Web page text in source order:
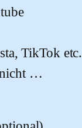
TikTok etc.
nicht …